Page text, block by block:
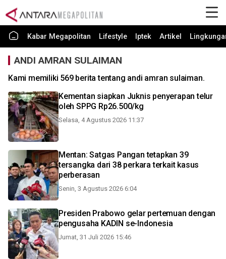
Kabar Megapolitan Lifestyle Iptek Artikel
ANDI AMRAN SULAIMAN
Kami memiliki 569 berita tentang andi amran sulaiman.
Kementan siapkan Juknis penyerapan telur
oleh SPPG Rp26.500/kg
Selasa, 4 Agustus 2026 11:37
Mentan: Satgas Pangan tetapkan 39
tersangka dari 38 perkara terkait kasus
perberasan
Senin, 3 Agustus 2026 6:04
Presiden Prabowo gelar pertemuan dengan
pengusaha KADIN se-Indonesia
Jumat, 31 Juli 2026 15:46